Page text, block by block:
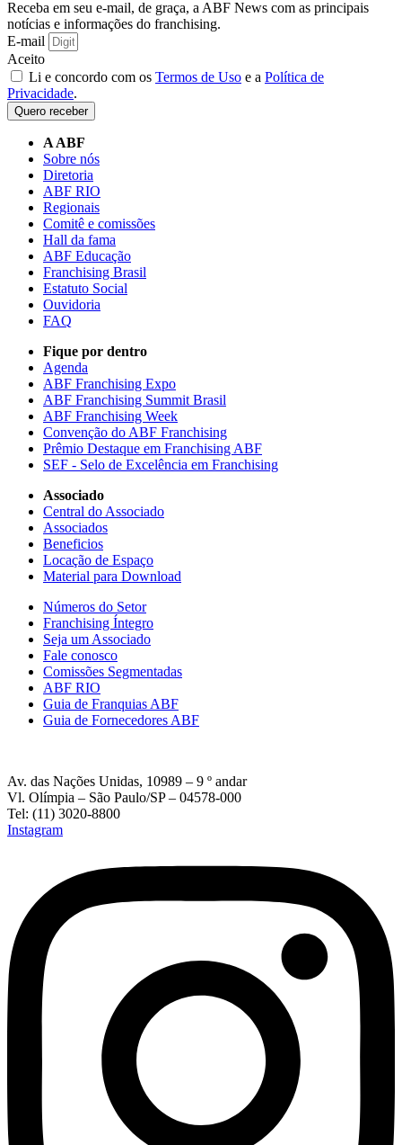
Receba em seu e-mail, de graça, a ABF News com as principais
notícias e informações do franchising.
E-mail
Aceito
Li e concordo com os Termos de Uso e a Política de
Privacidade.
Quero receber
A ABF
Sobre nós
Diretoria
ABF RIO
Regionais
Comitê e comissões
Hall da fama
ABF Educação
Franchising Brasil
Estatuto Social
Ouvidoria
FAQ
Fique por dentro
Agenda
ABF Franchising Expo
ABF Franchising Summit Brasil
ABF Franchising Week
Convenção do ABF Franchising
Prêmio Destaque em Franchising ABF
SEF - Selo de Excelência em Franchising
Associado
Central do Associado
Associados
Beneficios
Locação de Espaço
Material para Download
Números do Setor
Franchising Íntegro
Seja um Associado
Fale conosco
Comissões Segmentadas
ABF RIO
Guia de Franquias ABF
Guia de Fornecedores ABF
Av. das Nações Unidas, 10989 – 9 º andar
Vl. Olímpia – São Paulo/SP – 04578-000
Tel: (11) 3020-8800
Instagram